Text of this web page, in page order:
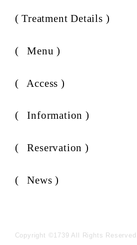
( Treatment Details )
( ⁨⁩⁨⁩⁨⁩⁨⁩⁨⁩⁨⁩⁨⁩Menu )
( ⁨⁩⁨⁩⁨⁩⁨⁩⁨⁩⁨⁩⁨⁩Access )
( ⁨⁩⁨⁩⁨⁩⁨⁩⁨⁩⁨⁩⁨⁩Information )
( ⁨⁩⁨⁩⁨⁩⁨⁩⁨⁩⁨⁩⁨⁩Reservation )
( ⁨⁩⁨⁩⁨⁩⁨⁩⁨⁩⁨⁩⁨⁩News )
Copyright ©1739 All Rights Reserved.